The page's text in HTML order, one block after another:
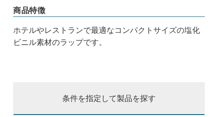
商品特徴
ホテルやレストランで最適なコンパクトサイズの塩化
ビニル素材のラップです。
条件を指定して製品を探す